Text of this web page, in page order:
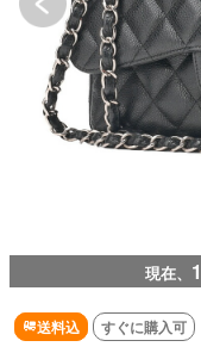
現在、 1
送料込 すぐに購入可